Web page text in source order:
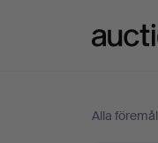
Alla föremål